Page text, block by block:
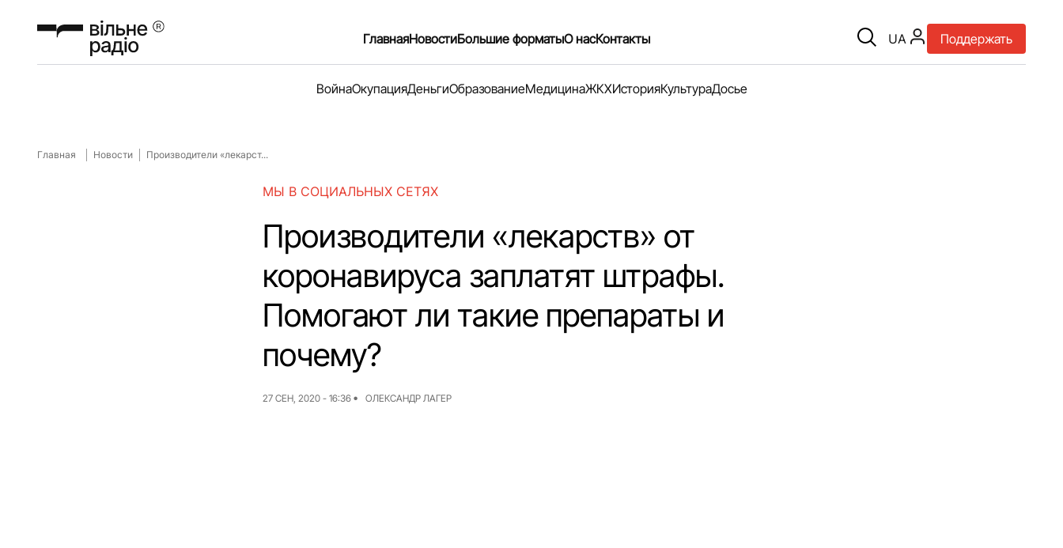
ГлавнаяНовостиБольшие форматыО насКонтакты UA Поддержать
ВойнаОкупацияДеньгиОбразованиеМедицинаЖКХИсторияКультураДосье
Главная Новости Производители «лекарст...
МЫ В СОЦИАЛЬНЫХ СЕТЯХ
Производители «лекарств» от
коронавируса заплатят штрафы.
Помогают ли такие препараты и
почему?
27 СЕН, 2020 - 16:36 ОЛЕКСАНДР ЛАГЕР